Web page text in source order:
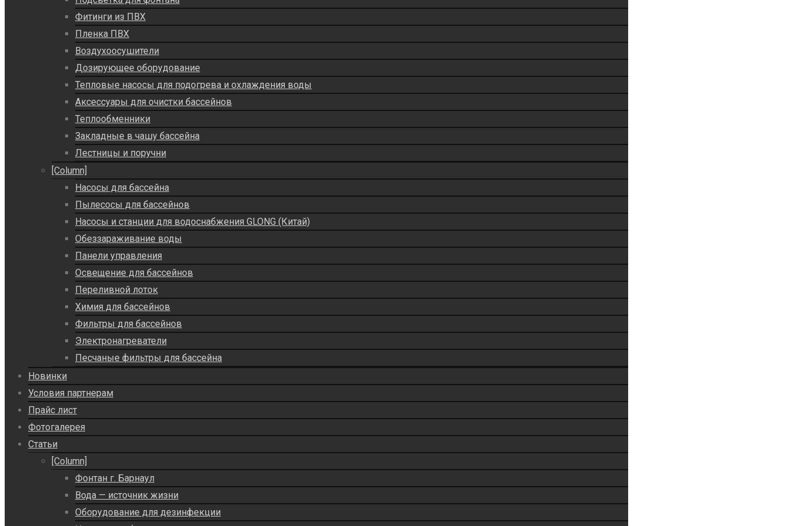
Фитинги из ПВХ
Пленка ПВХ
Воздухоосушители
Дозирующее оборудование
Тепловые насосы для подогрева и охлаждения воды
Аксессуары для очистки бассейнов
Теплообменники
Закладные в чашу бассейна
Лестницы и поручни
[Column]
Насосы для бассейна
Пылесосы для бассейнов
Насосы и станции для водоснабжения GLONG (Китай)
Обеззараживание воды
Панели управления
Освещение для бассейнов
Переливной лоток
Химия для бассейнов
Фильтры для бассейнов
Электронагреватели
Песчаные фильтры для бассейна
Новинки
Условия партнерам
Прайс лист
Фотогалерея
Статьи
[Column]
Фонтан г. Барнаул
Вода — источник жизни
Оборудование для дезинфекции